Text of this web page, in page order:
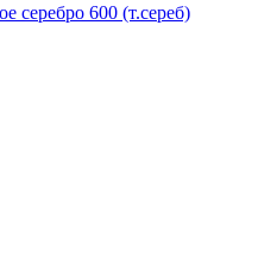
серебро 600 (т.сереб)